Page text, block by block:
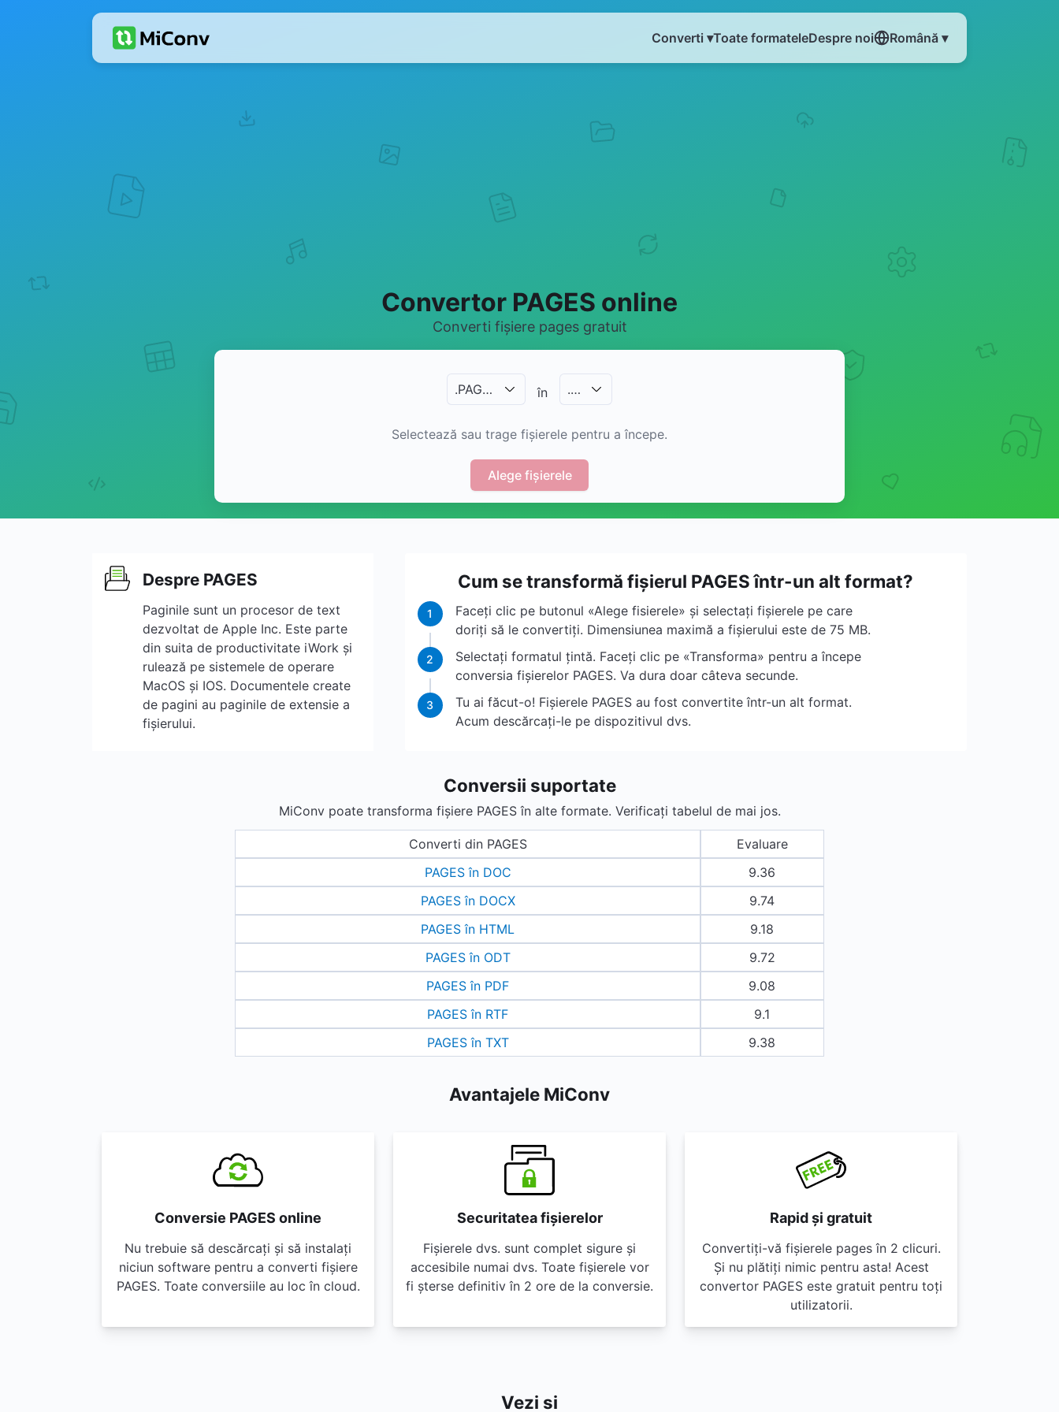
Converti ▾Toate formateleDespre noi Română ▾
Convertor PAGES online
Converti fișiere pages gratuit
.PAGES în .…
Selectează sau trage fișierele pentru a începe.
Alege fișierele
Despre PAGES
Paginile sunt un procesor de text
dezvoltat de Apple Inc. Este parte
din suita de productivitate iWork și
rulează pe sistemele de operare
MacOS și IOS. Documentele create
de pagini au paginile de extensie a
fișierului.
Cum se transformă fișierul PAGES într-un alt format?
1
Faceți clic pe butonul «Alege fisierele» și selectați fișierele pe care
doriți să le convertiți. Dimensiunea maximă a fișierului este de 75 MB.
2
Selectați formatul țintă. Faceți clic pe «Transforma» pentru a începe
conversia fișierelor PAGES. Va dura doar câteva secunde.
3
Tu ai făcut-o! Fișierele PAGES au fost convertite într-un alt format.
Acum descărcați-le pe dispozitivul dvs.
Conversii suportate
MiConv poate transforma fișiere PAGES în alte formate. Verificați tabelul de mai jos.
Converti din PAGES
Evaluare
PAGES în DOC
9.36
PAGES în DOCX
9.74
PAGES în HTML
9.18
PAGES în ODT
9.72
PAGES în PDF
9.08
PAGES în RTF
9.1
PAGES în TXT
9.38
Avantajele MiConv
Conversie PAGES online
Nu trebuie să descărcați și să instalați
niciun software pentru a converti fișiere
PAGES. Toate conversiile au loc în cloud.
Securitatea fișierelor
Fișierele dvs. sunt complet sigure și
accesibile numai dvs. Toate fișierele vor
fi șterse definitiv în 2 ore de la conversie.
Rapid și gratuit
Convertiți-vă fișierele pages în 2 clicuri.
Și nu plătiți nimic pentru asta! Acest
convertor PAGES este gratuit pentru toți
utilizatorii.
Vezi si